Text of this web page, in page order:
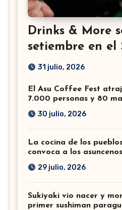
Drinks & More
setiembre en el
31 julio, 2026
El Asu Coffee Fest
7.000 personas y 80
30 julio, 2026
La cocina de los
convoca a los asuncenos
29 julio, 2026
Sukiyaki vio nacer y
primer sushiman